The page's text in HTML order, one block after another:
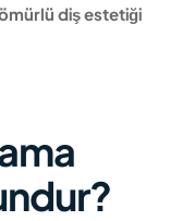
diş estetiği